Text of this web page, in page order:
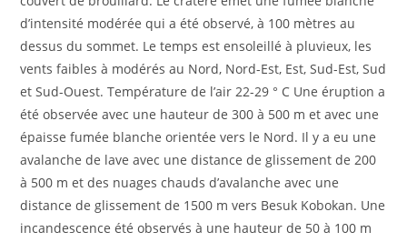
d’intensité modérée qui a été observé, à 100 mètres au
dessus du sommet. Le temps est ensoleillé à pluvieux, les
vents faibles à modérés au Nord, Nord-Est, Est, Sud-Est, Sud
et Sud-Ouest. Température de l’air 22-29 ° C Une éruption a
été observée avec une hauteur de 300 à 500 m et avec une
épaisse fumée blanche orientée vers le Nord. Il y a eu une
avalanche de lave avec une distance de glissement de 200
à 500 m et des nuages ​​chauds d’avalanche avec une
distance de glissement de 1500 m vers Besuk Kobokan. Une
incandescence été observés à une hauteur de 50 à 100 m